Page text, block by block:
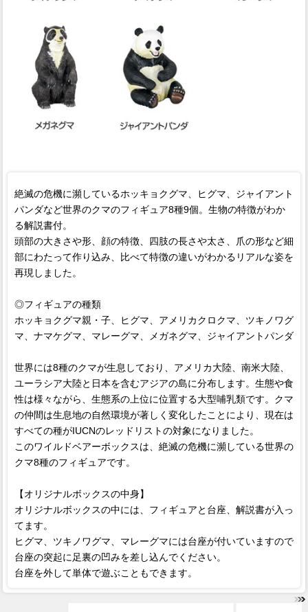
絶滅の危機に瀕しているホッキョクグマ、ヒグマ、ジャイアント
パンダなど世界のクマのフィギュア8種9個。生物の特徴がわか
る解説書付。
頭部の大きさや形、顔の特徴、四肢の長さや太さ、爪の形など細
部にわたって作り込み、比べて特徴の違いがわかるリアルな姿を
再現しました。
◎フィギュアの種類
ホッキョクグマ親・子、ヒグマ、アメリカクロクマ、ツキノワグ
マ、ナマケグマ、マレーグマ、メガネグマ、ジャイアントパンダ
世界には8種のクマが生息しており、アメリカ大陸、南米大陸、
ユーラシア大陸と日本を含むアジアの島に分布します。生態や食
性は様々ながら、生態系の上位に位置する大型哺乳類です。クマ
の仲間は生息地の自然環境が著しく変化したことにより、現在は
すべての種がIUCNのレッドリストの対象になりました。
このワイルドベアーボックスは、絶滅の危機に瀕している世界の
クマ8種のフィギュアです。
【オリジナルボックスの中身】
オリジナルボックスの中には、フィギュアと台座、解説書が入っ
てます。
ヒグマ、ツキノワグマ、マレーグマには台座が付いていますので
台座の突起に足裏の凹みを差し込んでください。
台座を外して単体で遊ぶこともできます。